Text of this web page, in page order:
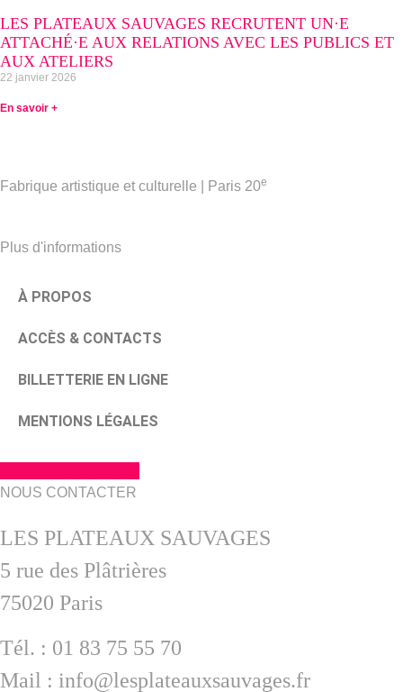
LES PLATEAUX SAUVAGES RECRUTENT UN·E
ATTACHÉ·E AUX RELATIONS AVEC LES PUBLICS ET
AUX ATELIERS
22 janvier 2026
En savoir +
Fabrique artistique et culturelle | Paris 20e
Plus d'informations
À PROPOS
ACCÈS & CONTACTS
BILLETTERIE EN LIGNE
MENTIONS LÉGALES
NOUS CONTACTER
LES PLATEAUX SAUVAGES
5 rue des Plâtrières
75020 Paris
Tél. : 01 83 75 55 70
Mail : info@lesplateauxsauvages.fr